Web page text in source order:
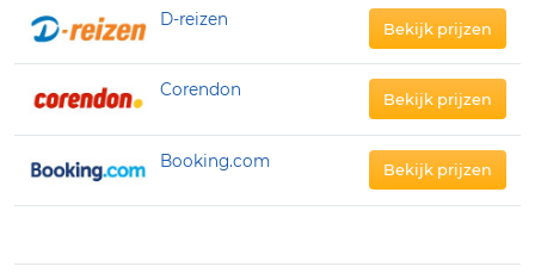
D-reizen Bekijk prijzen
Corendon Bekijk prijzen
Booking.com Bekijk prijzen